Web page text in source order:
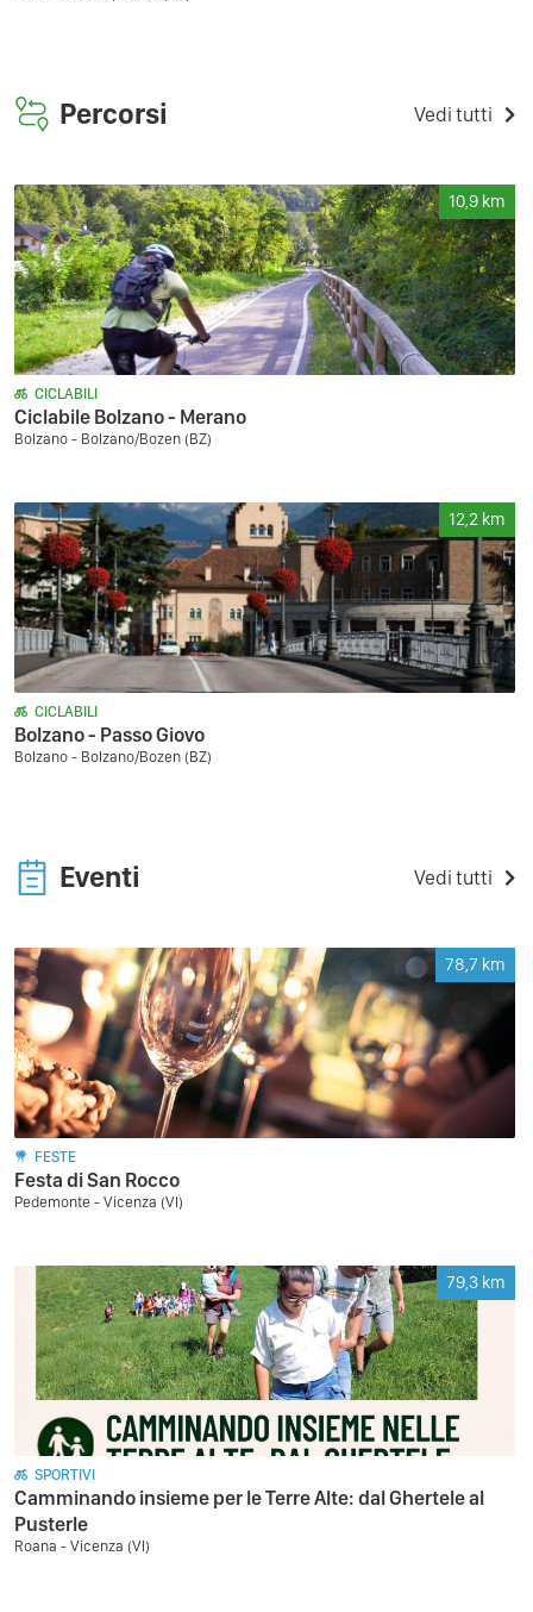
Percorsi Vedi tutti
10,9 km
CICLABILI
Ciclabile Bolzano - Merano
Bolzano - Bolzano/Bozen (BZ)
12,2 km
CICLABILI
Bolzano - Passo Giovo
Bolzano - Bolzano/Bozen (BZ)
Eventi Vedi tutti
78,7 km
FESTE
Festa di San Rocco
Pedemonte - Vicenza (VI)
79,3 km
SPORTIVI
Camminando insieme per le Terre Alte: dal Ghertele al
Pusterle
Roana - Vicenza (VI)